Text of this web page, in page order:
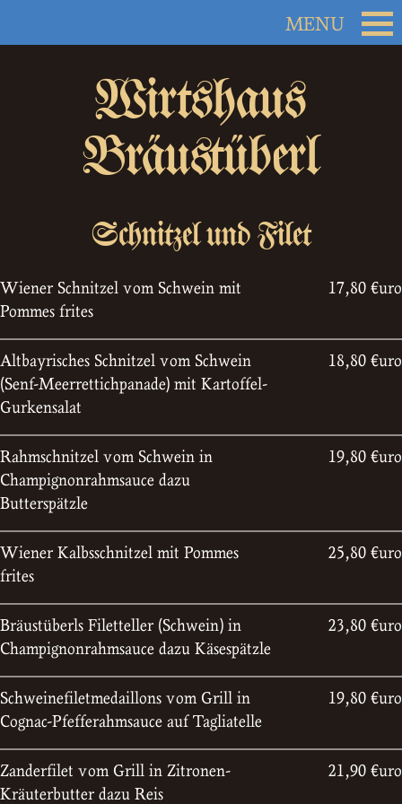
Wirtshaus
Bräustüberl
Schnitzel und Filet
Wiener Schnitzel vom Schwein mit
Pommes frites
17,80 €uro
Altbayrisches Schnitzel vom Schwein
(Senf-Meerrettichpanade) mit Kartoffel-
Gurkensalat
18,80 €uro
Rahmschnitzel vom Schwein in
Champignonrahmsauce dazu
Butterspätzle
19,80 €uro
Wiener Kalbsschnitzel mit Pommes
frites
25,80 €uro
Bräustüberls Filetteller (Schwein) in
Champignonrahmsauce dazu Käsespätzle
23,80 €uro
Schweinefiletmedaillons vom Grill in
Cognac-Pfefferahmsauce auf Tagliatelle
19,80 €uro
Zanderfilet vom Grill in Zitronen-
Kräuterbutter dazu Reis
21,90 €uro